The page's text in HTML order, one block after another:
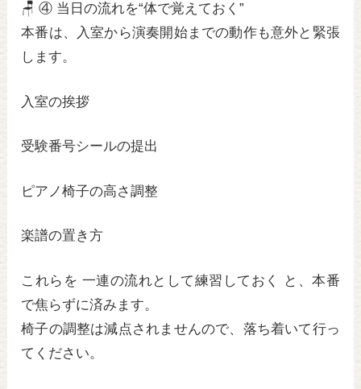
🪑 ④ 当日の流れを“体で覚えておく”
本番は、入室から演奏開始までの動作も意外と緊張
します。
入室の挨拶
受験番号シールの提出
ピアノ椅子の高さ調整
楽譜の置き方
これらを 一連の流れとして練習しておく と、本番
で焦らずに済みます。
椅子の調整は減点されませんので、落ち着いて行っ
てください。